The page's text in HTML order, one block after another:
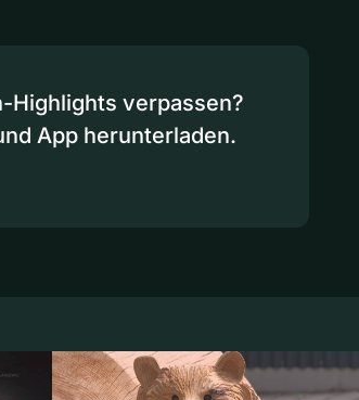
Highlights verpassen?
App herunterladen.